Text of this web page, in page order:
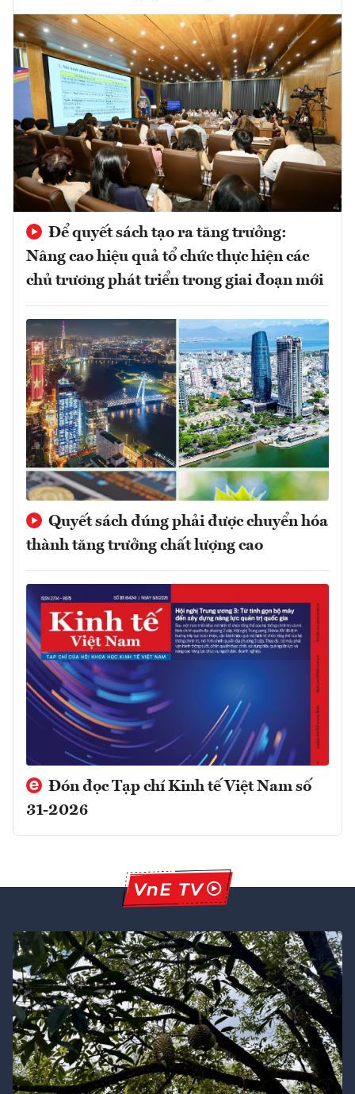
Để quyết sách tạo ra tăng trưởng:
Nâng cao hiệu quả tổ chức thực hiện các
chủ trương phát triển trong giai đoạn mới
Quyết sách đúng phải được chuyển hóa
thành tăng trưởng chất lượng cao
Đón đọc Tạp chí Kinh tế Việt Nam số
31-2026